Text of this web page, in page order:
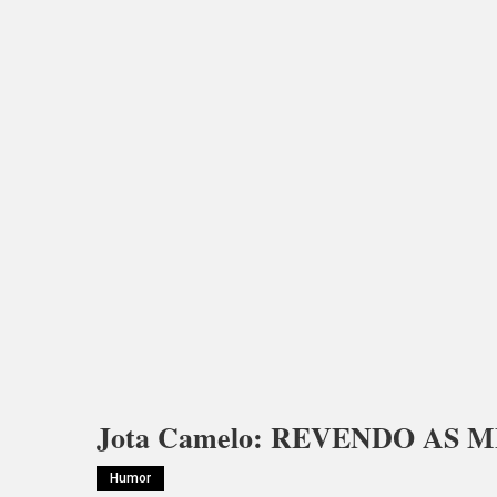
Jota Camelo: REVENDO AS
Humor